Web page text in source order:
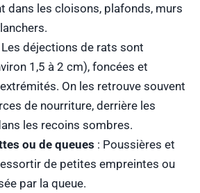
dans les cloisons, plafonds, murs
Les déjections de rats sont
1,5 à 2 cm), foncées et
On les retrouve souvent
de nourriture, derrière les
les recoins sombres.
ou de queues : Poussières et
de petites empreintes ou
par la queue.